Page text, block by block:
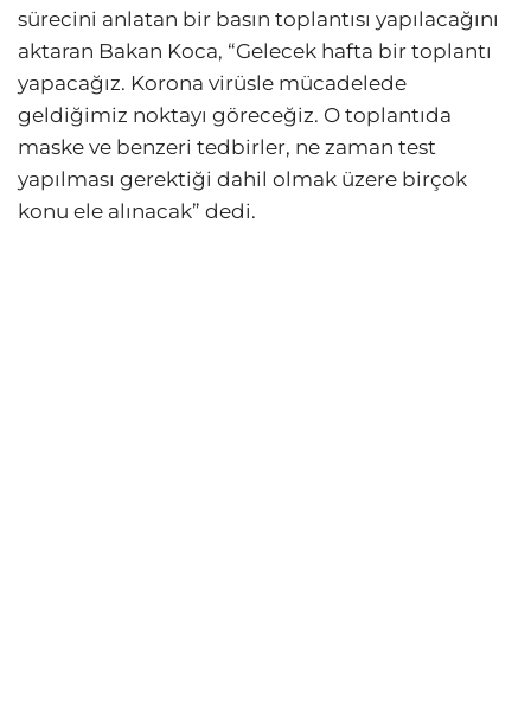
sürecini anlatan bir basın toplantısı yapılacağını
aktaran Bakan Koca, “Gelecek hafta bir toplantı
yapacağız. Korona virüsle mücadelede
geldiğimiz noktayı göreceğiz. O toplantıda
maske ve benzeri tedbirler, ne zaman test
yapılması gerektiği dahil olmak üzere birçok
konu ele alınacak” dedi.